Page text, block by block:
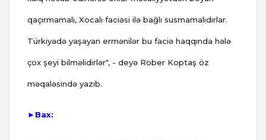
qaçırmamalı, Xocalı faciəsi ilə bağlı susmamalıdırlar.
Türkiyədə yaşayan ermənilər bu faciə haqqında hələ
çox şeyi bilməlidirlər", - deyə Rober Koptaş öz
məqaləsində yazıb.
►Bax: